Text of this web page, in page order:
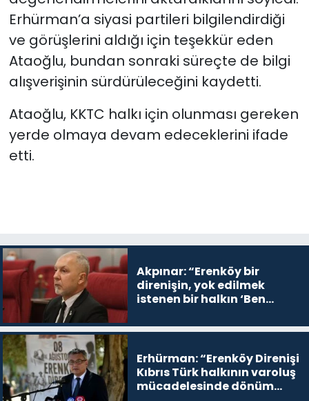
Erhürman’a siyasi partileri bilgilendirdiği
ve görüşlerini aldığı için teşekkür eden
Ataoğlu, bundan sonraki süreçte de bilgi
alışverişinin sürdürüleceğini kaydetti.
Ataoğlu, KKTC halkı için olunması gereken
yerde olmaya devam edeceklerini ifade
etti.
Akpınar: “Erenköy bir
direnişin, yok edilmek
istenen bir halkın ‘Ben
devam edeceğim’ dediği
Erhürman: “Erenköy Direnişi
Kıbrıs Türk halkının varoluş
mücadelesinde dönüm